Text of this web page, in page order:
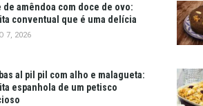
de amêndoa com doce de ovo:
conventual que é uma delícia
7, 2026
al pil pil com alho e malagueta:
espanhola de um petisco